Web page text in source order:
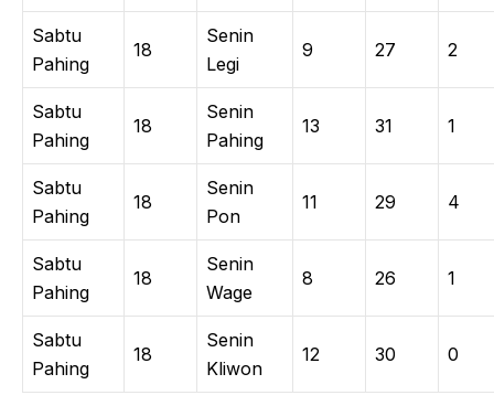
Sabtu
Pahing
18
Senin
Legi
9 27 2
Sabtu
Pahing
18
Senin
Pahing
13 31 1
Sabtu
Pahing
18
Senin
Pon
11 29 4
Sabtu
Pahing
18
Senin
Wage
8 26 1
Sabtu
Pahing
18
Senin
Kliwon
12 30 0